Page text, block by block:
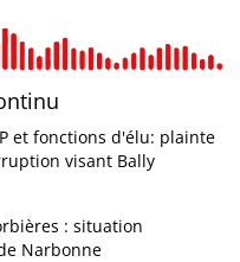
et fonctions d'élu: plainte
visant Bally
: situation
Narbonne